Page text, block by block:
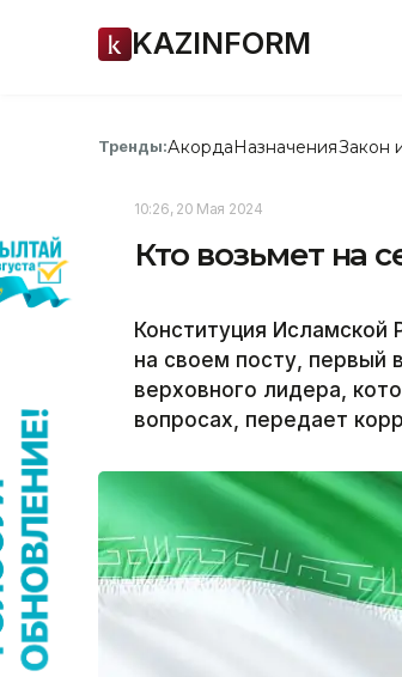
KAZINFORM
Тренды:АкордаНазначенияЗакон
10:26, 20 Мая 2024
Кто возьмет на
Конституция Исламской
на своем посту, первый
верховного лидера,
вопросах, передает